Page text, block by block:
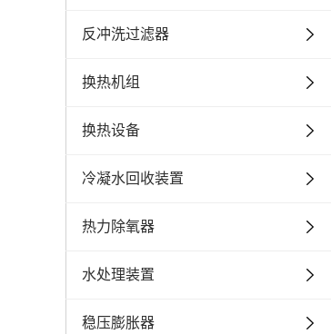
反冲洗过滤器
换热机组
换热设备
冷凝水回收装置
热力除氧器
水处理装置
稳压膨胀器